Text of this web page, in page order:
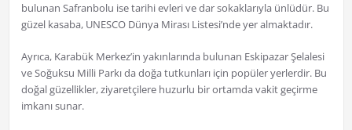
bulunan Safranbolu ise tarihi evleri ve dar sokaklarıyla ünlüdür. Bu
güzel kasaba, UNESCO Dünya Mirası Listesi’nde yer almaktadır.
Ayrıca, Karabük Merkez’in yakınlarında bulunan Eskipazar Şelalesi
ve Soğuksu Milli Parkı da doğa tutkunları için popüler yerlerdir. Bu
doğal güzellikler, ziyaretçilere huzurlu bir ortamda vakit geçirme
imkanı sunar.